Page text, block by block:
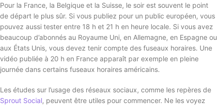
Pour la France, la Belgique et la Suisse, le soir est souvent le point
de départ le plus sûr. Si vous publiez pour un public européen, vous
pouvez aussi tester entre 18 h et 21 h en heure locale. Si vous avez
beaucoup d’abonnés au Royaume Uni, en Allemagne, en Espagne ou
aux États Unis, vous devez tenir compte des fuseaux horaires. Une
vidéo publiée à 20 h en France apparaît par exemple en pleine
journée dans certains fuseaux horaires américains.
Les études sur l’usage des réseaux sociaux, comme les repères de
Sprout Social, peuvent être utiles pour commencer. Ne les voyez